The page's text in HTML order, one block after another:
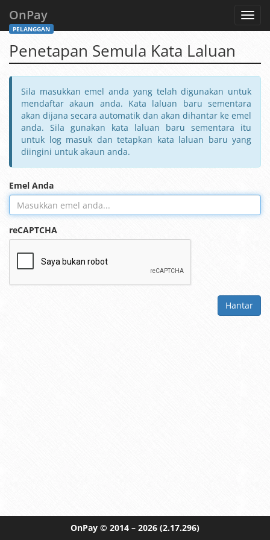
OnPay
PELANGGAN
Penetapan Semula Kata Laluan
Sila masukkan emel anda yang telah digunakan untuk
mendaftar akaun anda. Kata laluan baru sementara
akan dijana secara automatik dan akan dihantar ke emel
anda. Sila gunakan kata laluan baru sementara itu
untuk log masuk dan tetapkan kata laluan baru yang
diingini untuk akaun anda.
Emel Anda
reCAPTCHA
Hantar
OnPay © 2014 – 2026 (2.17.296)